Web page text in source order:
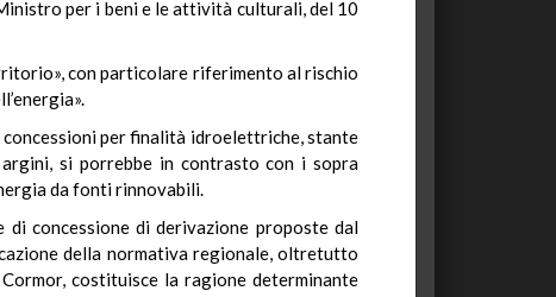
per i beni e le attività culturali, del 10
con particolare riferimento al rischio
concessioni per finalità idroelettriche, stante
si porrebbe in contrasto con i sopra
da fonti rinnovabili.
concessione di derivazione proposte dal
della normativa regionale, oltretutto
costituisce la ragione determinante